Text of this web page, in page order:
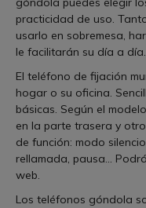
practicidad de uso.
usarlo en sobremesa,
le facilitarán su día a día.
El teléfono de fijación
hogar o su oficina.
básicas. Según el
en la parte trasera y
de función: modo
rellamada, pausa...
web.
Los teléfonos góndola